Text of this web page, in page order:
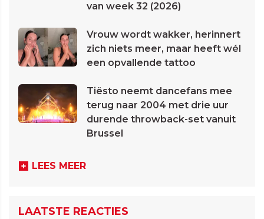
van week 32 (2026)
Vrouw wordt wakker, herinnert
zich niets meer, maar heeft wél
een opvallende tattoo
Tiësto neemt dancefans mee
terug naar 2004 met drie uur
durende throwback-set vanuit
Brussel
LEES MEER
LAATSTE REACTIES